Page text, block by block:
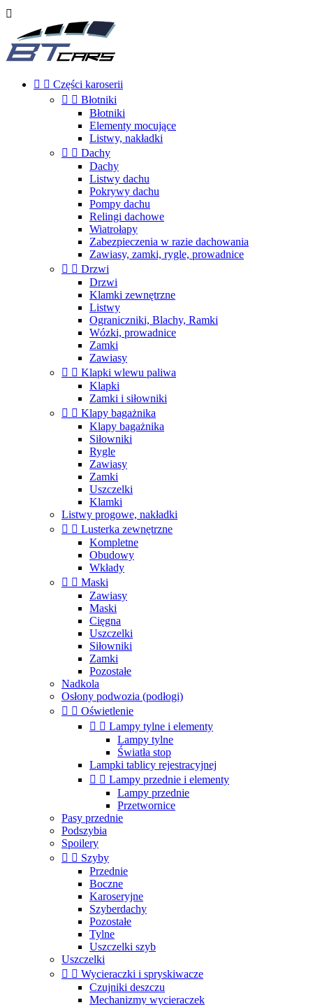

  Części karoserii
  Błotniki
Błotniki
Elementy mocujące
Listwy, nakładki
  Dachy
Dachy
Listwy dachu
Pokrywy dachu
Pompy dachu
Relingi dachowe
Wiatrołapy
Zabezpieczenia w razie dachowania
Zawiasy, zamki, rygle, prowadnice
  Drzwi
Drzwi
Klamki zewnętrzne
Listwy
Ograniczniki, Blachy, Ramki
Wózki, prowadnice
Zamki
Zawiasy
  Klapki wlewu paliwa
Klapki
Zamki i siłowniki
  Klapy bagażnika
Klapy bagażnika
Siłowniki
Rygle
Zawiasy
Zamki
Uszczelki
Klamki
Listwy progowe, nakładki
  Lusterka zewnętrzne
Kompletne
Obudowy
Wkłady
  Maski
Zawiasy
Maski
Cięgna
Uszczelki
Siłowniki
Zamki
Pozostałe
Nadkola
Osłony podwozia (podłogi)
  Oświetlenie
  Lampy tylne i elementy
Lampy tylne
Światła stop
Lampki tablicy rejestracyjnej
  Lampy przednie i elementy
Lampy przednie
Przetwornice
Pasy przednie
Podszybia
Spoilery
  Szyby
Przednie
Boczne
Karoseryjne
Szyberdachy
Pozostałe
Tylne
Uszczelki szyb
Uszczelki
  Wycieraczki i spryskiwacze
Czujniki deszczu
Mechanizmy wycieraczek